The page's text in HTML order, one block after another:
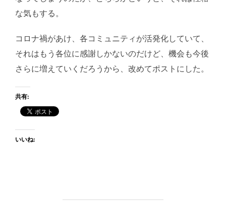
な気もする。
コロナ禍があけ、各コミュニティが活発化していて、
それはもう各位に感謝しかないのだけど、機会も今後
さらに増えていくだろうから、改めてポストにした。
共有:
いいね: